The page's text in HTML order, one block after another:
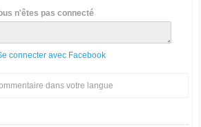
n'êtes pas connecté
connecter avec Facebook
dans votre langue